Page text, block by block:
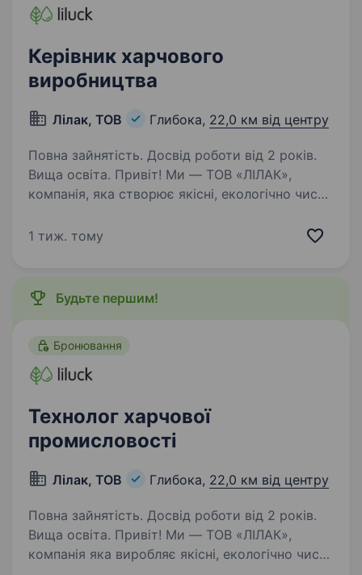
Керівник харчового
виробництва
Лілак, ТОВ Глибока, 22,0 км від центру
Повна зайнятість. Досвід роботи від 2 років.
Вища освіта. Привіт! Ми — ТОВ «ЛІЛАК»,
компанія, яка створює якісні, екологічно чисті
брендами ГЛИБКОН і SPRІNG DROPS відома
1 тиж. тому
Будьте першим!
Бронювання
Технолог харчової
промисловості
Лілак, ТОВ Глибока, 22,0 км від центру
Повна зайнятість. Досвід роботи від 2 років.
Вища освіта. Привіт! Ми — ТОВ «ЛІЛАК»,
компанія яка виробляє якісні, екологічно чисті